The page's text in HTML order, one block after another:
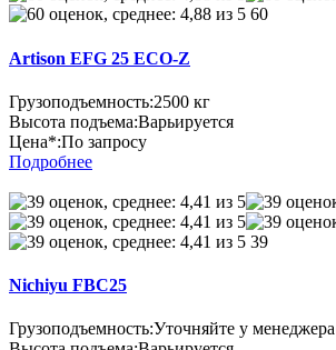
60
Artison EFG 25 ECO-Z
Грузоподъемность:2500 кг
Высота подъема:Варьируется
Цена*:По запросу
Подробнее
39
Nichiyu FBC25
Грузоподъемность:Уточняйте у менеджера